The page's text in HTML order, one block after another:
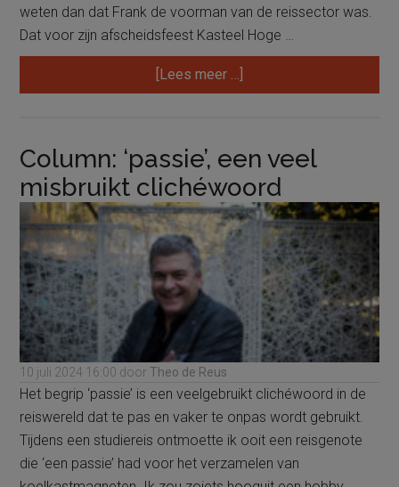
weten dan dat Frank de voorman van de reissector was.
Dat voor zijn afscheidsfeest Kasteel Hoge …
[Lees meer …]
Frank
nu
wordt
zeker
alles
anders?
Column: ‘passie’, een veel
misbruikt clichéwoord
10 juli 2024 16:00 door Theo de Reus
Het begrip ‘passie’ is een veelgebruikt clichéwoord in de
reiswereld dat te pas en vaker te onpas wordt gebruikt.
Tijdens een studiereis ontmoette ik ooit een reisgenote
die ‘een passie’ had voor het verzamelen van